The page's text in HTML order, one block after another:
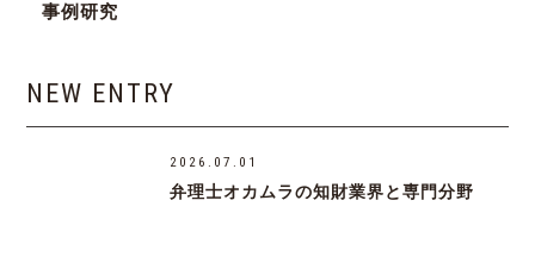
事例研究
NEW ENTRY
2026.07.01
弁理士オカムラの知財業界と専門分野